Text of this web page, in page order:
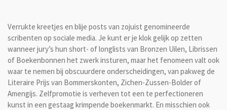
Verrukte kreetjes en blije posts van zojuist genomineerde
scribenten op sociale media. Je kunt er je klok gelijk op zetten
wanneer jury’s hun short- of longlists van Bronzen Uilen, Librissen
of Boekenbonnen het zwerk insturen, maar het fenomeen valt ook
waar te nemen bij obscuurdere onderscheidingen, van pakweg de
Literaire Prijs van Bommerskonten, Zichen-Zussen-Bolder of
Amengijs. Zelfpromotie is verheven tot een te perfectioneren
kunst in een gestaag krimpende boekenmarkt. En misschien ook